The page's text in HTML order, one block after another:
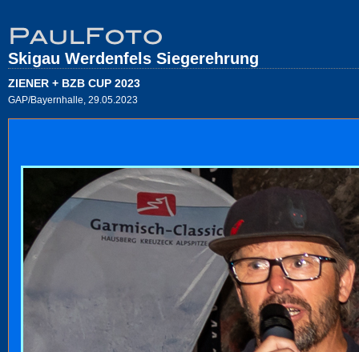
Skigau Werdenfels Siegerehrung
ZIENER + BZB CUP 2023
GAP/Bayernhalle, 29.05.2023